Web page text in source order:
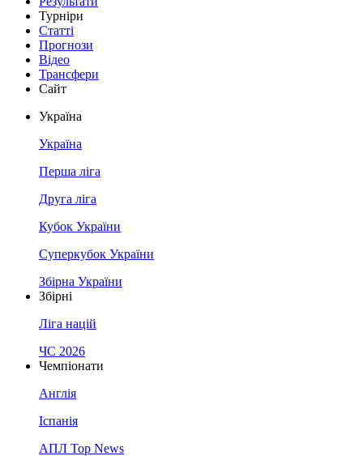
Турніри
Статті
Прогнози
Відео
Трансфери
Сайт
Україна
Україна
Перша ліга
Друга ліга
Кубок України
Суперкубок України
Збірна України
Збірні
Ліга націй
ЧС 2026
Чемпіонати
Англія
Іспанія
АПЛ Top News